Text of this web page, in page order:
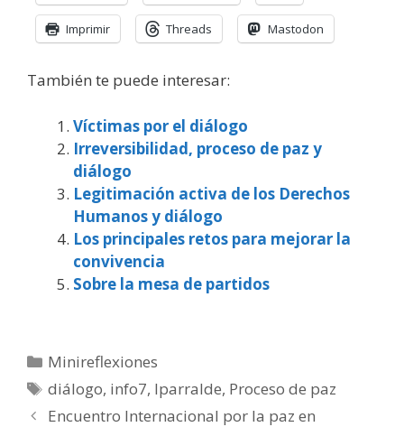
Imprimir Threads Mastodon
También te puede interesar:
Víctimas por el diálogo
Irreversibilidad, proceso de paz y
diálogo
Legitimación activa de los Derechos
Humanos y diálogo
Los principales retos para mejorar la
convivencia
Sobre la mesa de partidos
Categorías
Minireflexiones
Etiquetas
diálogo, info7, Iparralde, Proceso de paz
Encuentro Internacional por la paz en